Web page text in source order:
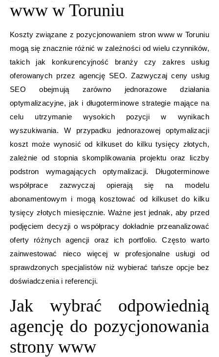
www w Toruniu
Koszty związane z pozycjonowaniem stron www w Toruniu
mogą się znacznie różnić w zależności od wielu czynników,
takich jak konkurencyjność branży czy zakres usług
oferowanych przez agencję SEO. Zazwyczaj ceny usług
SEO obejmują zarówno jednorazowe działania
optymalizacyjne, jak i długoterminowe strategie mające na
celu utrzymanie wysokich pozycji w wynikach
wyszukiwania. W przypadku jednorazowej optymalizacji
koszt może wynosić od kilkuset do kilku tysięcy złotych,
zależnie od stopnia skomplikowania projektu oraz liczby
podstron wymagających optymalizacji. Długoterminowe
współprace zazwyczaj opierają się na modelu
abonamentowym i mogą kosztować od kilkuset do kilku
tysięcy złotych miesięcznie. Ważne jest jednak, aby przed
podjęciem decyzji o współpracy dokładnie przeanalizować
oferty różnych agencji oraz ich portfolio. Często warto
zainwestować nieco więcej w profesjonalne usługi od
sprawdzonych specjalistów niż wybierać tańsze opcje bez
doświadczenia i referencji.
Jak wybrać odpowiednią
agencję do pozycjonowania
strony www